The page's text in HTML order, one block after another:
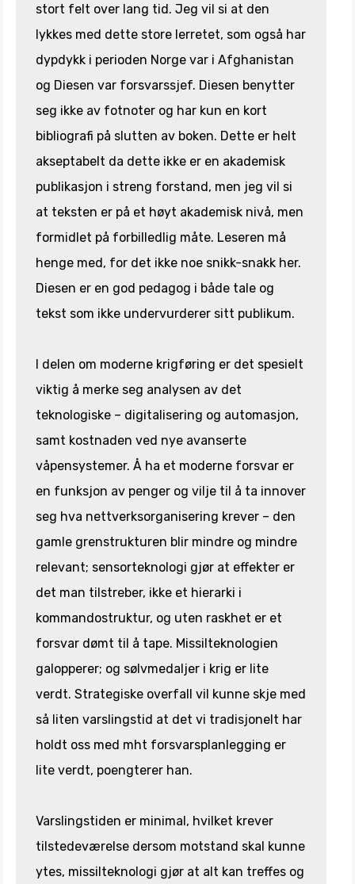
stort felt over lang tid. Jeg vil si at den
lykkes med dette store lerretet, som også har
dypdykk i perioden Norge var i Afghanistan
og Diesen var forsvarssjef. Diesen benytter
seg ikke av fotnoter og har kun en kort
bibliografi på slutten av boken. Dette er helt
akseptabelt da dette ikke er en akademisk
publikasjon i streng forstand, men jeg vil si
at teksten er på et høyt akademisk nivå, men
formidlet på forbilledlig måte. Leseren må
henge med, for det ikke noe snikk-snakk her.
Diesen er en god pedagog i både tale og
tekst som ikke undervurderer sitt publikum.
I delen om moderne krigføring er det spesielt
viktig å merke seg analysen av det
teknologiske – digitalisering og automasjon,
samt kostnaden ved nye avanserte
våpensystemer. Å ha et moderne forsvar er
en funksjon av penger og vilje til å ta innover
seg hva nettverksorganisering krever – den
gamle grenstrukturen blir mindre og mindre
relevant; sensorteknologi gjør at effekter er
det man tilstreber, ikke et hierarki i
kommandostruktur, og uten raskhet er et
forsvar dømt til å tape. Missilteknologien
galopperer; og sølvmedaljer i krig er lite
verdt. Strategiske overfall vil kunne skje med
så liten varslingstid at det vi tradisjonelt har
holdt oss med mht forsvarsplanlegging er
lite verdt, poengterer han.
Varslingstiden er minimal, hvilket krever
tilstedeværelse dersom motstand skal kunne
ytes, missilteknologi gjør at alt kan treffes og